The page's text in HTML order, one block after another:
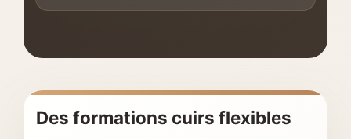
Des formations cuirs flexibles